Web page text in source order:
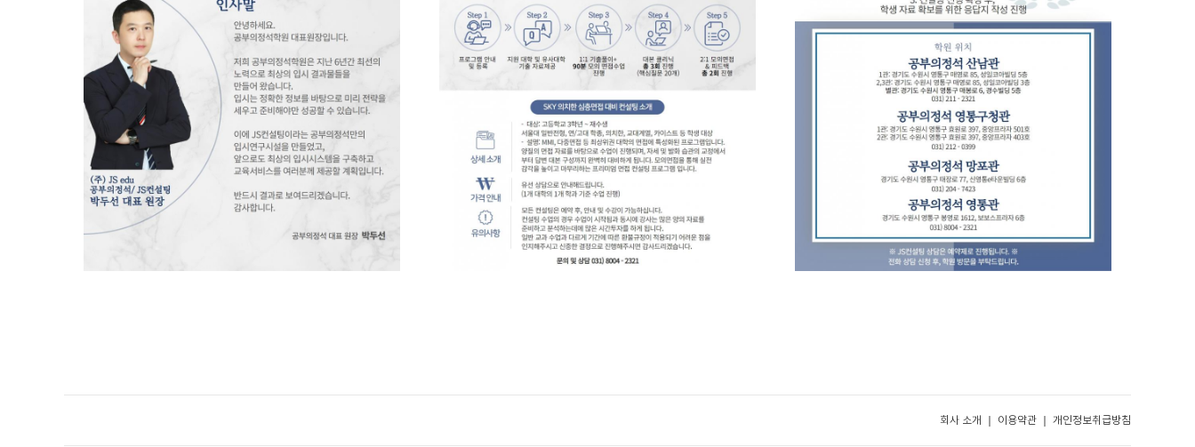
회사 소개 ｜ 이용약관 개인정보취급방침